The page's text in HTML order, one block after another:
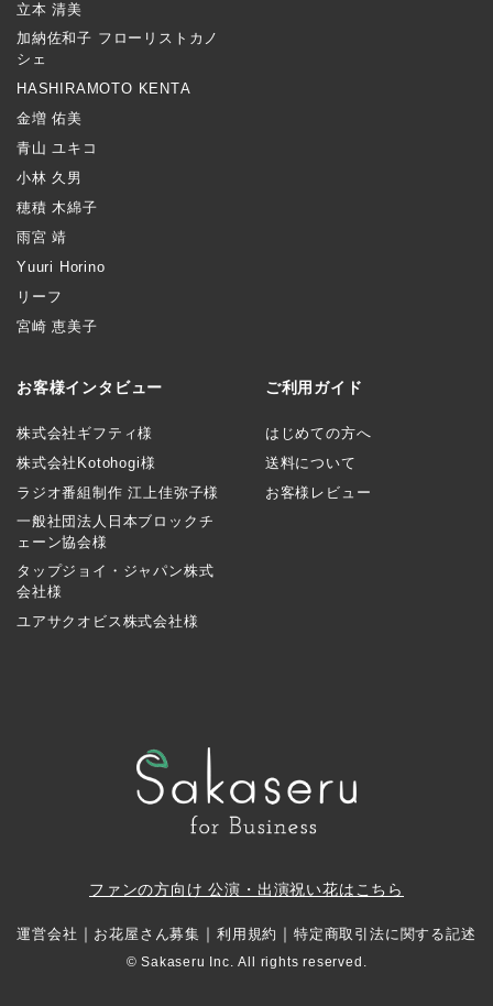
立本 清美
加納佐和子 フローリストカノ
シェ
HASHIRAMOTO KENTA
金増 佑美
青山 ユキコ
小林 久男
穂積 木綿子
雨宮 靖
Yuuri Horino
リーフ
宮崎 恵美子
お客様インタビュー
株式会社ギフティ様
株式会社Kotohogi様
ラジオ番組制作 江上佳弥子様
一般社団法人日本ブロックチ
ェーン協会様
タップジョイ・ジャパン株式
会社様
ユアサクオビス株式会社様
ご利用ガイド
はじめての方へ
送料について
お客様レビュー
ファンの方向け 公演・出演祝い花はこちら
運営会社 ｜ お花屋さん募集 ｜ 利用規約 ｜ 特定商取引法に関する記述
© Sakaseru Inc. All rights reserved.